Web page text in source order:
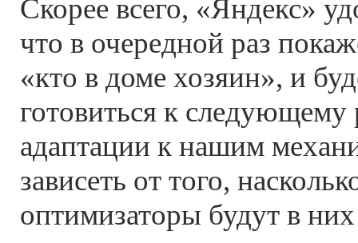
Скорее всего, «Яндекс»
что в очередной раз
«кто в доме хозяин», и
готовиться к следующему
адаптации к нашим
зависеть от того,
оптимизаторы будут в них